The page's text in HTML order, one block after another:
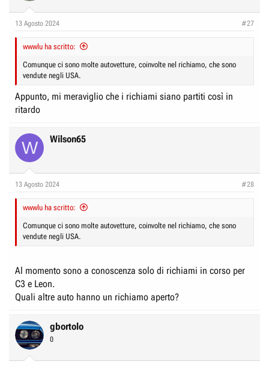
13 Agosto 2024 #27
wwwlu ha scritto:
Comunque ci sono molte autovetture, coinvolte nel richiamo, che sono
vendute negli USA.
Appunto, mi meraviglio che i richiami siano partiti così in
ritardo
W Wilson65
13 Agosto 2024 #28
wwwlu ha scritto:
Comunque ci sono molte autovetture, coinvolte nel richiamo, che sono
vendute negli USA.
Al momento sono a conoscenza solo di richiami in corso per
C3 e Leon.
Quali altre auto hanno un richiamo aperto?
gbortolo
0